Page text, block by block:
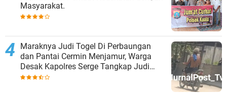
Masyarakat.
Maraknya Judi Togel Di Perbaungan
dan Pantai Cermin Menjamur, Warga
Desak Kapolres Serge Tangkap Judi
Togel